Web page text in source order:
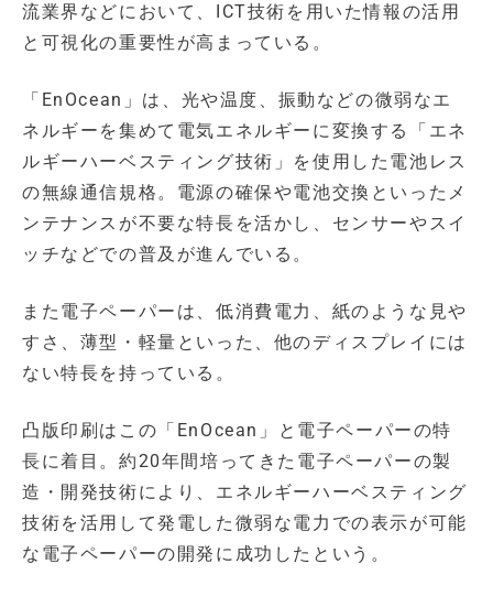
流業界などにおいて、ICT技術を用いた情報の活用
と可視化の重要性が高まっている。
「EnOcean」は、光や温度、振動などの微弱なエ
ネルギーを集めて電気エネルギーに変換する「エネ
ルギーハーベスティング技術」を使用した電池レス
の無線通信規格。電源の確保や電池交換といったメ
ンテナンスが不要な特長を活かし、センサーやスイ
ッチなどでの普及が進んでいる。
また電子ペーパーは、低消費電力、紙のような見や
すさ、薄型・軽量といった、他のディスプレイには
ない特長を持っている。
凸版印刷はこの「EnOcean」と電子ペーパーの特
長に着目。約20年間培ってきた電子ペーパーの製
造・開発技術により、エネルギーハーベスティング
技術を活用して発電した微弱な電力での表示が可能
な電子ペーパーの開発に成功したという。